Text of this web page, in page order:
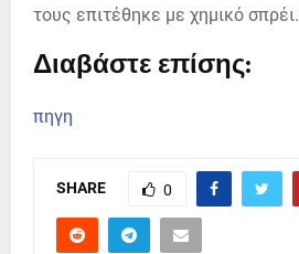
τους επιτέθηκε με χημικό σπρέι.
Διαβάστε επίσης:
πηγη
SHARE 0